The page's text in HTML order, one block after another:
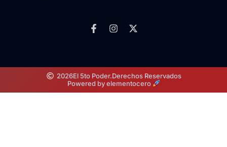
2026El 5to Poder.Derechos Reservados
Powered by elementocero